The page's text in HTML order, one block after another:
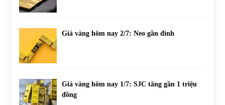
Giá vàng hôm nay 2/7: Neo gần đỉnh
Giá vàng hôm nay 1/7: SJC tăng gần 1 triệu
đồng